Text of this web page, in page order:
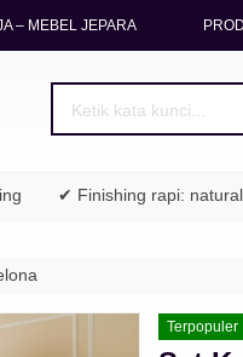
– MEBEL JEPARA
Finishing rapi: natural jati,
Terpopuler